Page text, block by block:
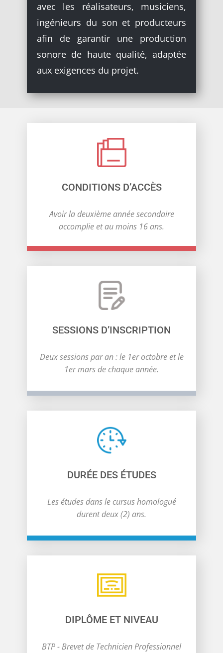
avec les réalisateurs, musiciens,
ingénieurs du son et producteurs
afin de garantir une production
sonore de haute qualité, adaptée
aux exigences du projet.
CONDITIONS D’ACCÈS
Avoir la deuxième année secondaire
accomplie et au moins 16 ans.
SESSIONS D’INSCRIPTION
Deux sessions par an : le 1er octobre et le
1er mars de chaque année.
DURÉE DES ÉTUDES
Les études dans le cursus homologué
durent deux (2) ans.
DIPLÔME ET NIVEAU
BTP - Brevet de Technicien Professionnel